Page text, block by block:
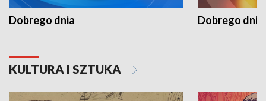
Dobrego dnia Dobrego dnia
KULTURA I SZTUKA